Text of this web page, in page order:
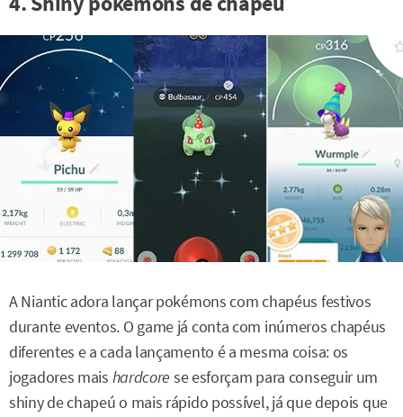
A Niantic adora lançar pokémons com chapéus festivos
durante eventos. O game já conta com inúmeros chapéus
diferentes e a cada lançamento é a mesma coisa: os
jogadores mais hardcore se esforçam para conseguir um
shiny de chapeú o mais rápido possível, já que depois que